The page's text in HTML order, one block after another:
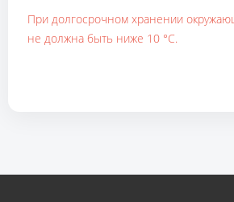
При долгосрочном хранении
не должна быть ниже 10 °C.